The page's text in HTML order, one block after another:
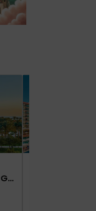
Jaz Grand Marsa (ex Resta Grand Resort)